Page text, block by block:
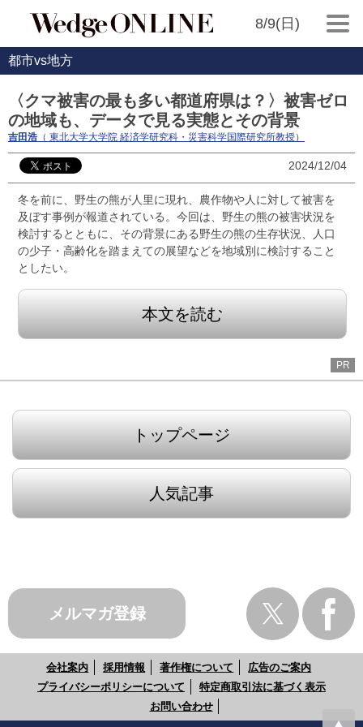
8/9(日)
都市vs地方
〈クマ被害の最も多い都道府県は？〉被害ゼロ
の地域も、データで見る実態とその背景
吉田浩 （ 東北大学大学院 経済学研究科・災害科学国際研究所教授）
2024/12/04
冬を前に、野生の熊が人里に現れ、農作物や人に対して被害を
及ぼす事例が報道されている。今回は、野生の熊の被害状況を
検討するとともに、その背景にある野生の熊の生存状況、人口
の少子・高齢化を踏まえての展望などを地域別に検討すること
としたい。
本文を読む
PR
トップページ
人気記事
メルマガ登録
会社案内 採用情報 著作権について
広告のご案内
プライバシーポリシーについて
特定商取引法に基づく表示
お問い合わせ